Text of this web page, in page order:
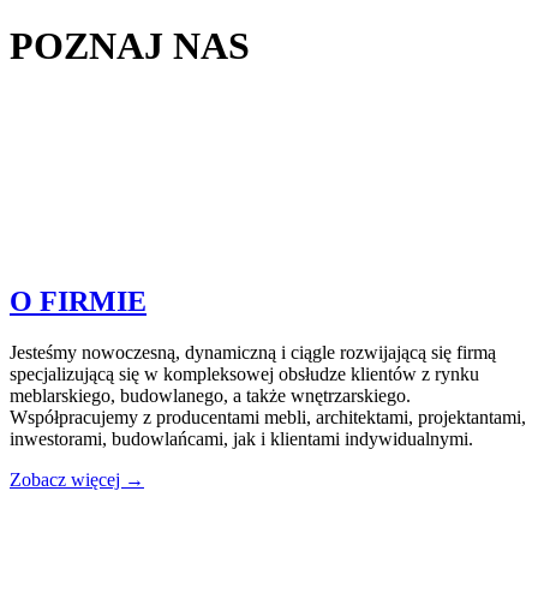
POZNAJ NAS
O FIRMIE
Jesteśmy nowoczesną, dynamiczną i ciągle rozwijającą się firmą
specjalizującą się w kompleksowej obsłudze klientów z rynku
meblarskiego, budowlanego, a także wnętrzarskiego.
Współpracujemy z producentami mebli, architektami, projektantami,
inwestorami, budowlańcami, jak i klientami indywidualnymi.
Zobacz więcej →